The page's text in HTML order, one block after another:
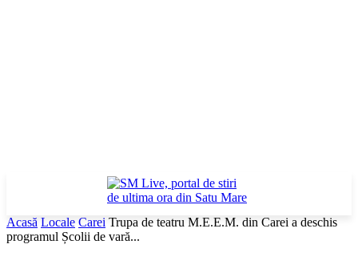
Acasă Locale Carei Trupa de teatru M.E.E.M. din Carei a deschis
programul Școlii de vară...